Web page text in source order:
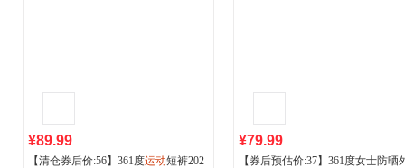
¥89.99
【清仓券后价:56】361度运动短裤202
¥79.99
【券后预估价:37】361度女士防晒